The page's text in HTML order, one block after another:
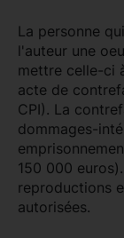
La personne
l'auteur une
mettre celle-ci
acte de
CPI). La
dommages-
150 000
reproductions
autorisées.